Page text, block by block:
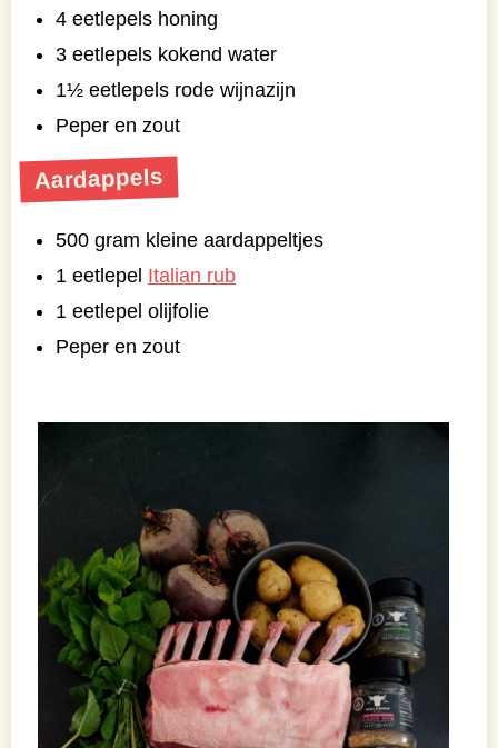
4 eetlepels honing
3 eetlepels kokend water
1½ eetlepels rode wijnazijn
Peper en zout
Aardappels
500 gram kleine aardappeltjes
1 eetlepel Italian rub
1 eetlepel olijfolie
Peper en zout